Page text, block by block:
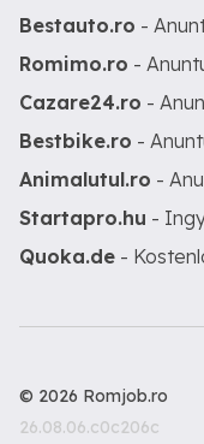
Bestauto.ro -
Romimo.ro -
Cazare24.ro -
Bestbike.ro -
Animalutul.ro -
Startapro.hu -
Quoka.de -
© 2026 Romjob.ro
26.08.06.c0c206c